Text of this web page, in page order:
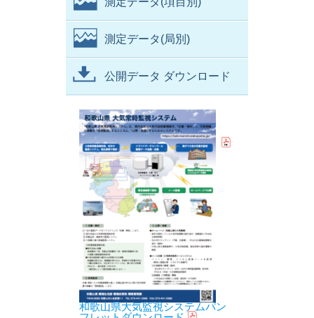
測定データ(局別)
公開データ ダウンロード
和歌山県大気監視システムパン